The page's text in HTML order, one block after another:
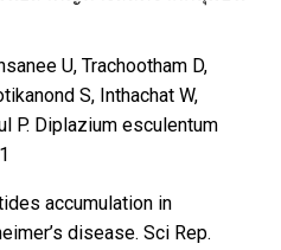
U, Trachootham D,
S, Inthachat W,
P. Diplazium esculentum
accumulation in
disease. Sci Rep.